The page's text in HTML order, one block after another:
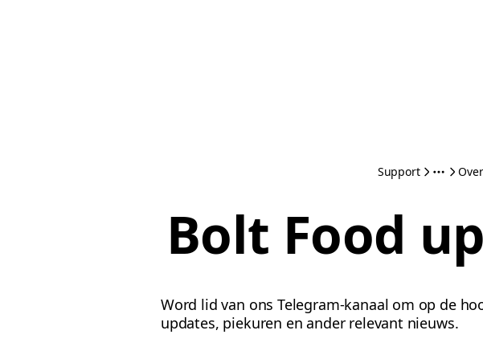
Support
Bolt Food
Word lid van ons Telegram-kanaal om op de
updates, piekuren en ander relevant nieuws.